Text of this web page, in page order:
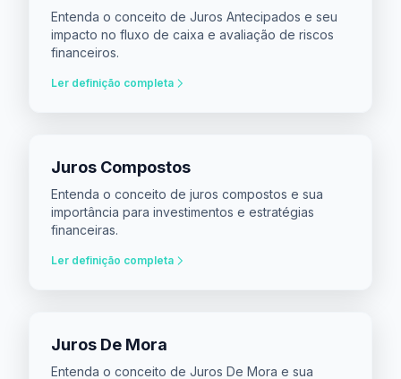
Entenda o conceito de Juros Antecipados e seu
impacto no fluxo de caixa e avaliação de riscos
financeiros.
Ler definição completa
Juros Compostos
Entenda o conceito de juros compostos e sua
importância para investimentos e estratégias
financeiras.
Ler definição completa
Juros De Mora
Entenda o conceito de Juros De Mora e sua